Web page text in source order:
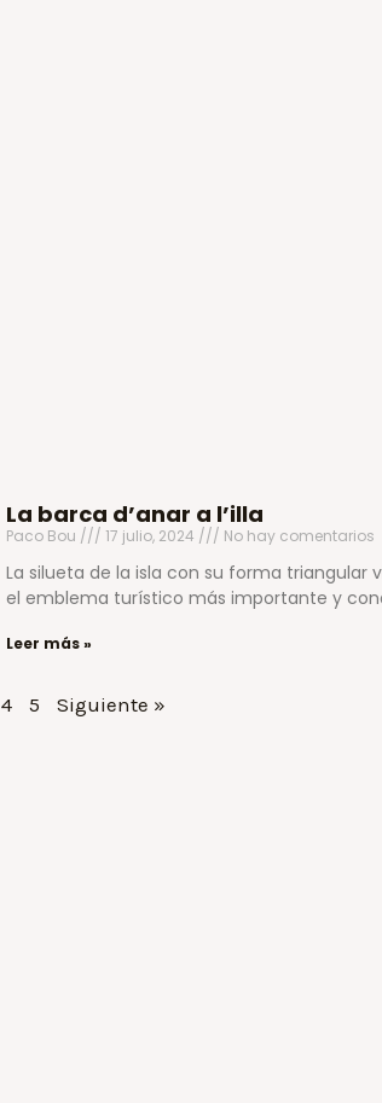
La barca d’anar a l’illa
Paco Bou 17 julio, 2024 No hay comentarios
La silueta de la isla con su forma triangular
el emblema turístico más importante y
Leer más »
4 5 Siguiente »